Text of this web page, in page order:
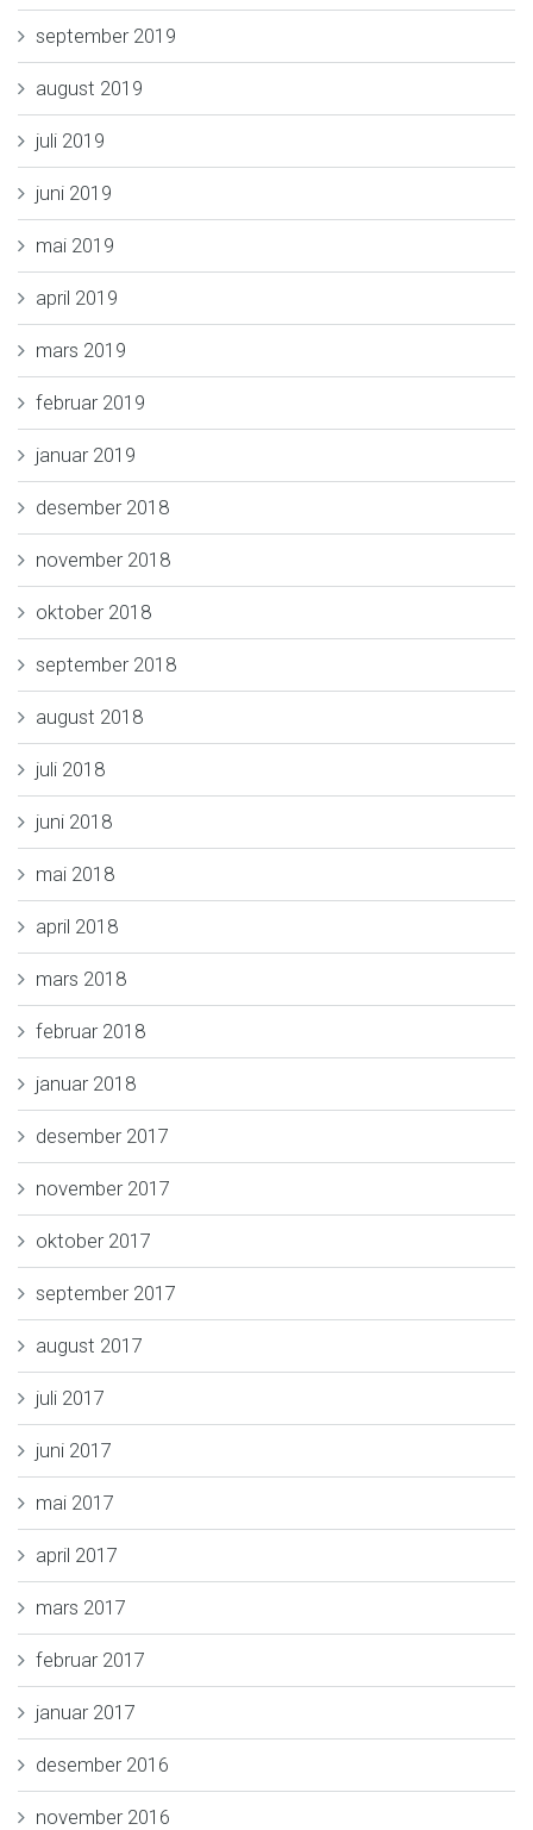
september 2019
august 2019
juli 2019
juni 2019
mai 2019
april 2019
mars 2019
februar 2019
januar 2019
desember 2018
november 2018
oktober 2018
september 2018
august 2018
juli 2018
juni 2018
mai 2018
april 2018
mars 2018
februar 2018
januar 2018
desember 2017
november 2017
oktober 2017
september 2017
august 2017
juli 2017
juni 2017
mai 2017
april 2017
mars 2017
februar 2017
januar 2017
desember 2016
november 2016